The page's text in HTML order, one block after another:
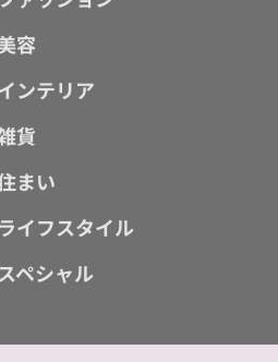
容
ンテリア
貨
まい
ライフスタイル
スペシャル